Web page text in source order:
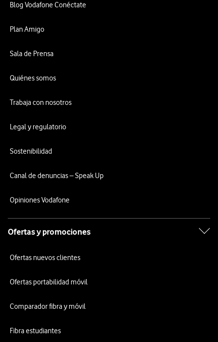
Blog Vodafone Conéctate
Plan Amigo
Sala de Prensa
Quiénes somos
Trabaja con nosotros
Legal y regulatorio
Sostenibilidad
Canal de denuncias – Speak Up
Opiniones Vodafone
Ofertas y promociones
Ofertas nuevos clientes
Ofertas portabilidad móvil
Comparador fibra y móvil
Fibra estudiantes